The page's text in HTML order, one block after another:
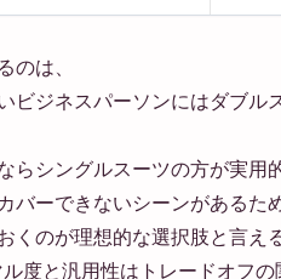
のは、
ビジネスパーソンにはダブル
らシングルスーツの方が実用
バーできないシーンがあるた
くのが理想的な選択肢と言え
度と汎用性はトレードオフの